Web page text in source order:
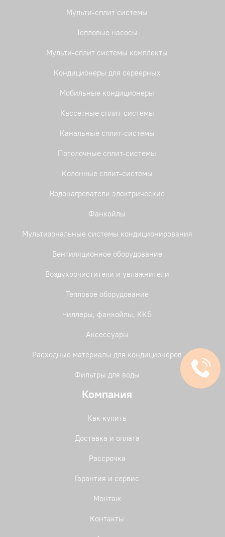
Мульти-сплит системы
Тепловые насосы
Мульти-сплит системы комплекты
Кондиционеры для серверных
Мобильные кондиционеры
Кассетные сплит-системы
Канальные сплит-системы
Потолочные сплит-системы
Колонные сплит-системы
Водонагреватели электрические
Фанкойлы
Мультизональные системы кондиционирования
Вентиляционное оборудование
Воздухоочистители и увлажнители
Тепловое оборудование
Чиллеры, фанкойлы, ККБ
Аксессуары
Расходные материалы для кондиционеров
Фильтры для воды
Компания
Как купить
Доставка и оплата
Рассрочка
Гарантия и сервис
Монтаж
Контакты